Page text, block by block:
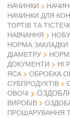
НАЧИНКИ
НАЧИНКИ ДЛЯ
ТОРТІВ ТА
НАВЧАННЯ
НОРМА ЗАКЛАДКИ
ДІАМЕТРУ
ДОКУМЕНТИ
НІ
ЯСА
ОБРОБКА
СУБПРОДУКТІВ
ОВОЧІ
ВИРОБІВ
ПРОШАРУВАННЯ